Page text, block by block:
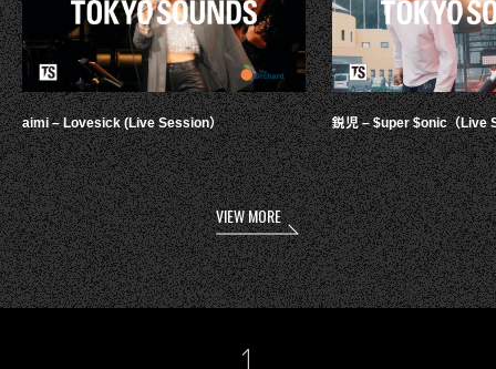
aimi – Lovesick (Live Session） 鋭児 – $uper $onic（Live
VIEW MORE